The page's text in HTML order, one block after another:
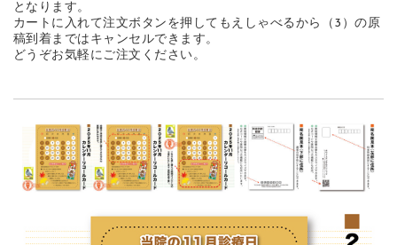
となります。
カートに入れて注文ボタンを押してもえしゃべるから（3）の原
稿到着まではキャンセルできます。
どうぞお気軽にご注文ください。